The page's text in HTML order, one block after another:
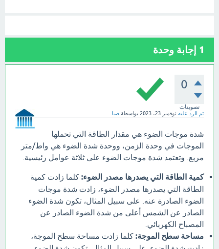
1 إجابة وحدة
0
تصويتات
تم الرد عليه نوفمبر 23، 2023 بواسطة صبا
شدة موجات الضوء هي مقدار الطاقة التي تحملها
الموجات في وحدة الزمن، ووحدة شدة الضوء هي واط/متر
مربع. وتعتمد شدة موجات الضوء على ثلاثة عوامل رئيسية:
كمية الطاقة التي يصدرها مصدر الضوء: كلما زادت كمية
الطاقة التي يصدرها مصدر الضوء، زادت شدة موجات
الضوء الصادرة عنه. على سبيل المثال، تكون شدة الضوء
الصادر عن الشمس أعلى من شدة الضوء الصادر عن
المصباح الكهربائي.
مساحة سطح الموجة: كلما زادت مساحة سطح الموجة،